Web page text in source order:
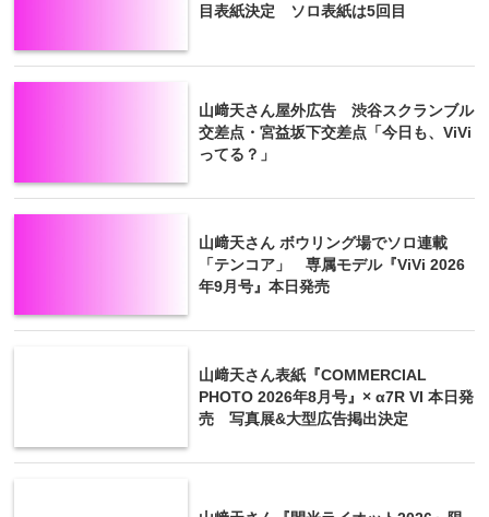
目表紙決定 ソロ表紙は5回目
山﨑天さん屋外広告 渋谷スクランブル
交差点・宮益坂下交差点「今日も、ViVi
ってる？」
山﨑天さん ボウリング場でソロ連載
「テンコア」 専属モデル『ViVi 2026
年9月号』本日発売
山﨑天さん表紙『COMMERCIAL
PHOTO 2026年8月号』× α7R VI 本日発
売 写真展&大型広告掲出決定